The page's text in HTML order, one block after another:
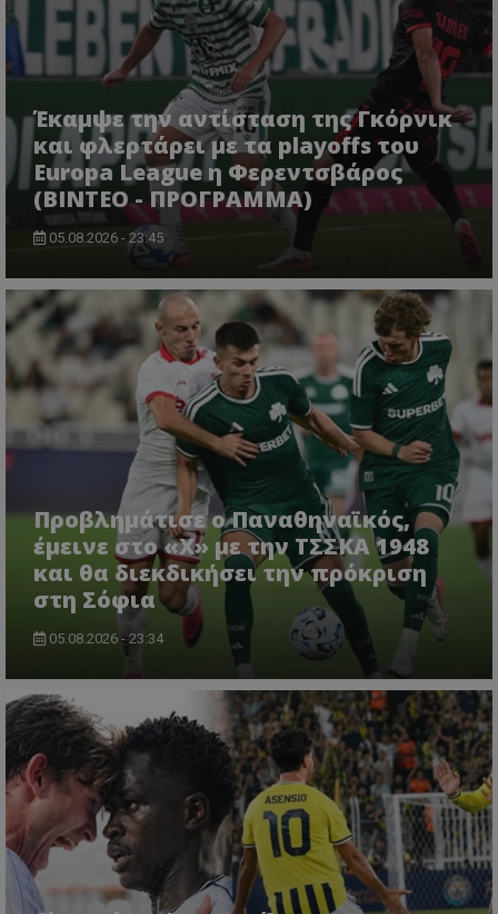
Έκαμψε την αντίσταση της Γκόρνικ
και φλερτάρει με τα playoffs του
Europa League η Φερεντσβάρος
(ΒΙΝΤΕΟ - ΠΡΟΓΡΑΜΜΑ)
05.08.2026 - 23:45
Προβλημάτισε ο Παναθηναϊκός,
έμεινε στο «Χ» με την ΤΣΣΚΑ 1948
και θα διεκδικήσει την πρόκριση
στη Σόφια
05.08.2026 - 23:34